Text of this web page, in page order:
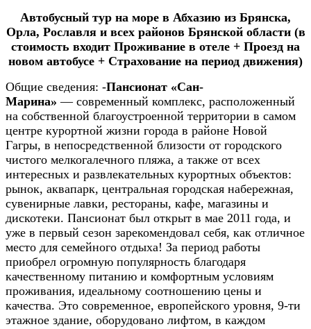
Автобусный тур на море в Абхазию из Брянска,
Орла, Рославля и всех районов Брянской области (в
стоимость входит Проживание в отеле + Проезд на
новом автобусе + Страхование на период движения)
Общие сведения: -Пансионат «Сан-
Марина» — современный комплекс, расположенный
на собственной благоустроенной территории в самом
центре курортной жизни города в районе Новой
Гагры, в непосредственной близости от городского
чистого мелкогалечного пляжа, а также от всех
интересных и развлекательных курортных объектов:
рынок, аквапарк, центральная городская набережная,
сувенирные лавки, рестораны, кафе, магазины и
дискотеки. Пансионат был открыт в мае 2011 года, и
уже в первый сезон зарекомендовал себя, как отличное
место для семейного отдыха! За период работы
приобрел огромную популярность благодаря
качественному питанию и комфортным условиям
проживания, идеальному соотношению цены и
качества. Это современное, европейского уровня, 9-ти
этажное здание, оборудовано лифтом, в каждом